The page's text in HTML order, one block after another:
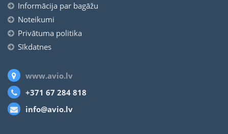
Informācija par bagāžu
Noteikumi
Privātuma politika
Sīkdatnes
www.avio.lv
+371 67 284 818
info@avio.lv